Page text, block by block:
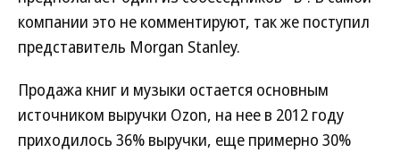
компании это не комментируют, так же поступил
представитель Morgan Stanley.
Продажа книг и музыки остается основным
источником выручки Ozon, на нее в 2012 году
приходилось 36% выручки, еще примерно 30%